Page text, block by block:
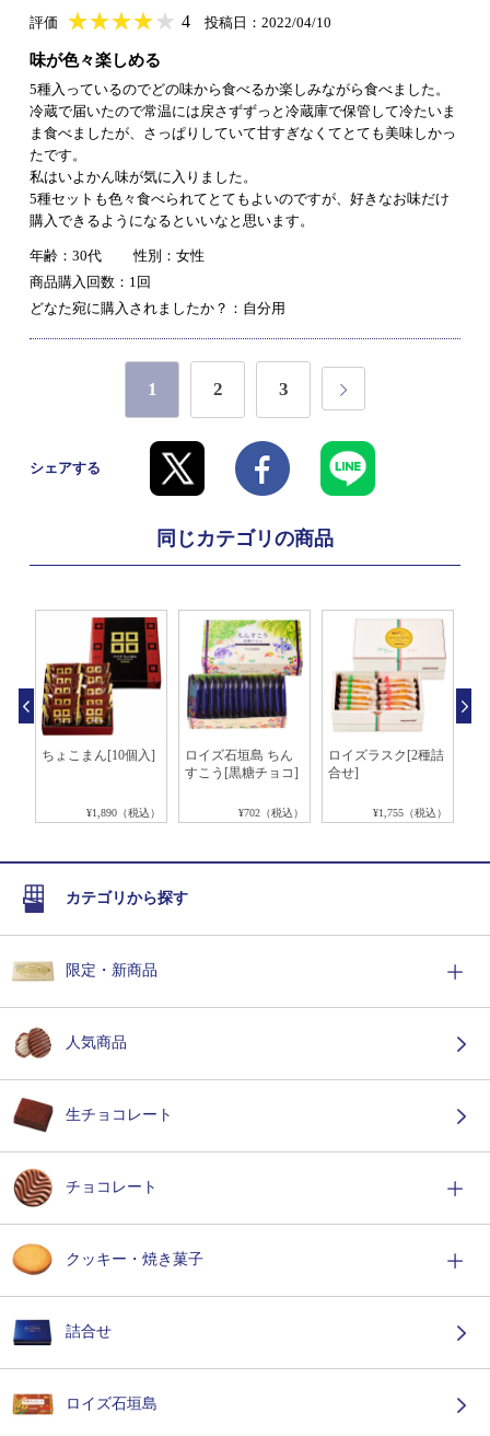
評価 ★★★★★
★★★★★ 4 投稿日：2022/04/10
味が色々楽しめる
5種入っているのでどの味から食べるか楽しみながら食べました。
冷蔵で届いたので常温には戻さずずっと冷蔵庫で保管して冷たいま
ま食べましたが、さっぱりしていて甘すぎなくてとても美味しかっ
たです。
私はいよかん味が気に入りました。
5種セットも色々食べられてとてもよいのですが、好きなお味だけ
購入できるようになるといいなと思います。
年齢：30代
性別：女性
商品購入回数：1回
どなた宛に購入されましたか？：自分用
1 2 3
シェアする
同じカテゴリの商品
ちょこまん[10個入]
¥1,890（税込）
ロイズ石垣島 ちん
すこう[黒糖チョコ]
¥702（税込）
ロイズラスク[2種詰
合せ]
¥1,755（税込）
カテゴリから探す
限定・新商品
人気商品
生チョコレート
チョコレート
クッキー・焼き菓子
詰合せ
ロイズ石垣島